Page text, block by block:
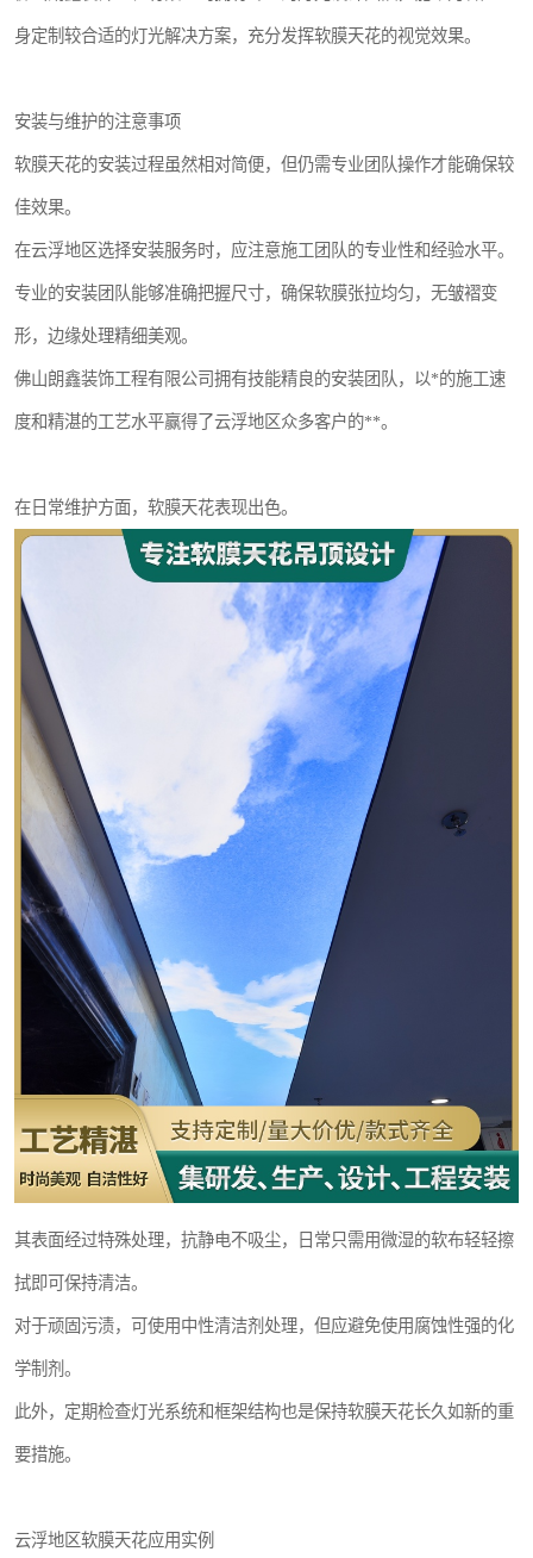
身定制较合适的灯光解决方案，充分发挥软膜天花的视觉效果。
安装与维护的注意事项
软膜天花的安装过程虽然相对简便，但仍需专业团队操作才能确保较
佳效果。
在云浮地区选择安装服务时，应注意施工团队的专业性和经验水平。
专业的安装团队能够准确把握尺寸，确保软膜张拉均匀，无皱褶变
形，边缘处理精细美观。
佛山朗鑫装饰工程有限公司拥有技能精良的安装团队，以*的施工速
度和精湛的工艺水平赢得了云浮地区众多客户的**。
在日常维护方面，软膜天花表现出色。
其表面经过特殊处理，抗静电不吸尘，日常只需用微湿的软布轻轻擦
拭即可保持清洁。
对于顽固污渍，可使用中性清洁剂处理，但应避免使用腐蚀性强的化
学制剂。
此外，定期检查灯光系统和框架结构也是保持软膜天花长久如新的重
要措施。
云浮地区软膜天花应用实例